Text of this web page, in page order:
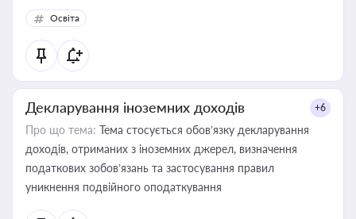
Освіта
Декларування іноземних доходів +6
Про що тема: Тема стосується обов’язку декларування
доходів, отриманих з іноземних джерел, визначення
податкових зобов’язань та застосування правил
уникнення подвійного оподаткування